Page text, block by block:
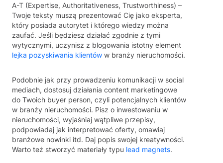
A-T (Expertise, Authoritativeness, Trustworthiness) –
Twoje teksty muszą prezentować Cię jako eksperta,
który posiada autorytet i którego wiedzy można
zaufać. Jeśli będziesz działać zgodnie z tymi
wytycznymi, uczynisz z blogowania istotny element
lejka pozyskiwania klientów w branży nieruchomości.
Podobnie jak przy prowadzeniu komunikacji w social
mediach, dostosuj działania content marketingowe
do Twoich buyer person, czyli potencjalnych klientów
w branży nieruchomości. Pisz o inwestowaniu w
nieruchomości, wyjaśniaj wątpliwe przepisy,
podpowiadaj jak interpretować oferty, omawiaj
branżowe nowinki itd. Daj popis swojej kreatywności.
Warto też stworzyć materiały typu lead magnets.